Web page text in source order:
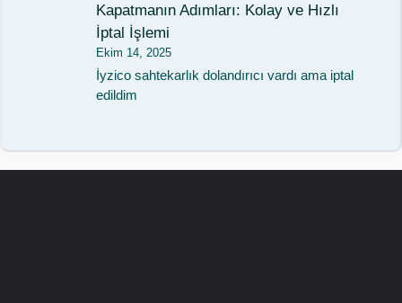
Kapatmanın Adımları: Kolay ve Hızlı
İptal İşlemi
Ekim 14, 2025
İyzico sahtekarlık dolandırıcı vardı ama iptal
edildim